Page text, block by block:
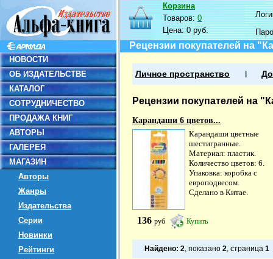
НОВОСТИ
ОБ ИЗДАТЕЛЬСТВЕ
КАТАЛОГ
СОТРУДНИЧЕСТВО
ПРОДАЖА КНИГ
АВТОРЫ
ГАЛЕРЕЯ
МАГАЗИН
Авторы
Жанры
Издательства
Серии
Новинки
Рейтинги
Корзина
Товаров:0
Цена:0 руб.
Рецензии покупателей на
Личное пространство
Рецензии покупателей на
Карандаши 6 цветов...
Карандаши цветные
шестигранные.
Материал: пластик.
Количество цветов: 6.
Упаковка: коробка с
европодвесом.
Сделано в Китае.
136 руб Купить
Найдено: 2, показано 2, страница 1